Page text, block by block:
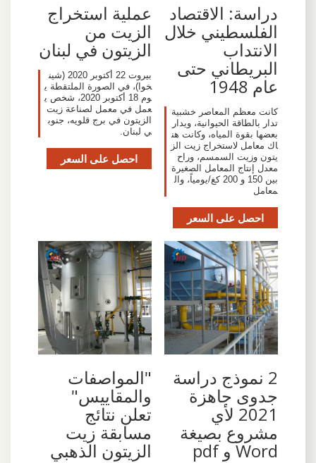
دراسة: الاقتصاد
الفلسطيني خلال
الانتداب
البريطاني حتى
عام 1948
كانت معظم المعاصر خشبية
تدار بالطاقة الحيوانية، ويدار
بعضها بقوة المياه، وكانت هن
اك معامل لاستخراج زيت الز
يتون وزيت السمسم، وراح
معدل إنتاج المعامل الصغيرة
بين 150 و 200 كغ/يومياً، وال
معامل
احصل على السعر
عملية استخراج
الزيت من
الزيتون في لبنان
بيروت 22 أكتوبر 2020 (شين
خوا)، في الصورة الملتقطة ي
وم 18 أكتوبر 2020، شخص ي
عمل في معمل لصناعة زيت
الزيتون في برج قلويه، جنوب
ي لبنان.
احصل على السعر
2 نموذج دراسة
جدوى جاهزة
2021 لأي
مشروع بصيغة
Word و pdf
"المواصفات
والمقاييس"
تعلن نتائج
مسابقة زيت
الزيتون الذهبي